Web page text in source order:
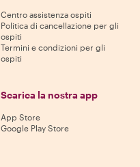
Centro assistenza ospiti
Politica di cancellazione per gli
ospiti
Termini e condizioni per gli
ospiti
Scarica la nostra app
App Store
Google Play Store